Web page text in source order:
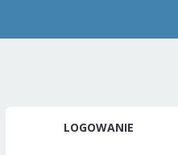
LOGOWANIE